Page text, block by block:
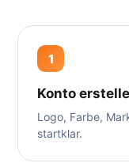
1
Konto
Logo, Farbe,
startklar.